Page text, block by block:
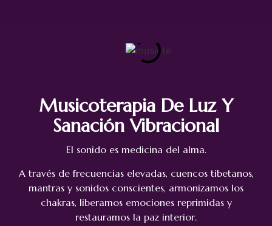
Musicoterapia De Luz Y
Sanación Vibracional
El sonido es medicina del alma.
A través de frecuencias elevadas, cuencos tibetanos,
mantras y sonidos conscientes, armonizamos los
chakras, liberamos emociones reprimidas y
restauramos la paz interior.